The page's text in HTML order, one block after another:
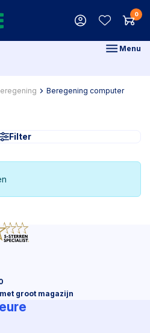
0
Menu
Beregening computer
Filter
met groot magazijn